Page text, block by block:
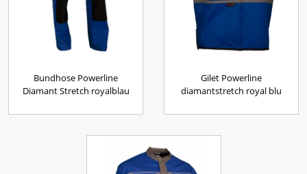
Bundhose Powerline
Diamant Stretch royalblau
Gilet Powerline
diamantstretch royal blu